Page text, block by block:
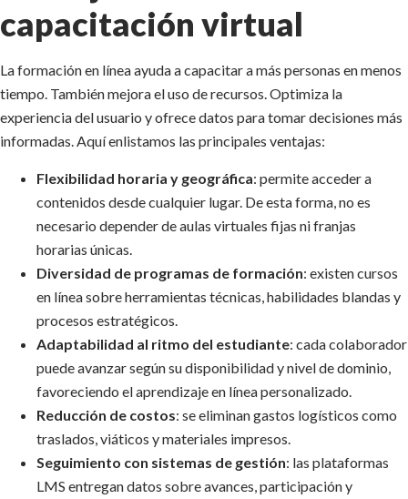
capacitación virtual
La formación en línea ayuda a capacitar a más personas en menos
tiempo. También mejora el uso de recursos. Optimiza la
experiencia del usuario y ofrece datos para tomar decisiones más
informadas. Aquí enlistamos las principales ventajas:
Flexibilidad horaria y geográfica: permite acceder a
contenidos desde cualquier lugar. De esta forma, no es
necesario depender de aulas virtuales fijas ni franjas
horarias únicas.
Diversidad de programas de formación: existen cursos
en línea sobre herramientas técnicas, habilidades blandas y
procesos estratégicos.
Adaptabilidad al ritmo del estudiante: cada colaborador
puede avanzar según su disponibilidad y nivel de dominio,
favoreciendo el aprendizaje en línea personalizado.
Reducción de costos: se eliminan gastos logísticos como
traslados, viáticos y materiales impresos.
Seguimiento con sistemas de gestión: las plataformas
LMS entregan datos sobre avances, participación y